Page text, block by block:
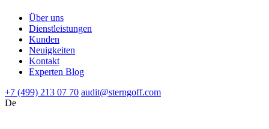
Über uns
Dienstleistungen
Kunden
Neuigkeiten
Kontakt
Experten Blog
+7 (499) 213 07 70 audit@sterngoff.com
De